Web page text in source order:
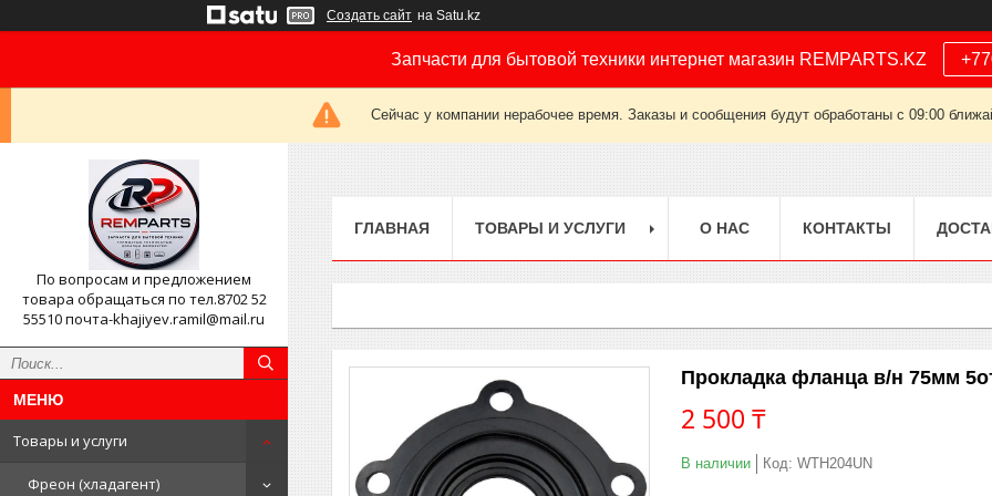
Создать сайт на Satu.kz
Запчасти для бытовой техники интернет магазин REMPARTS.KZ
Сейчас у компании нерабочее время. Заказы и сообщения будут обработаны с 09:00
По вопросам и предложением
товара обращаться по тел.8702 52
55510 почта-khajiyev.ramil@mail.ru
Товары и услуги
Фреон (хладагент)
ГЛАВНАЯ ТОВАРЫ И УСЛУГИ О НАС КОНТАКТЫ
Прокладка фланца в/н 75мм
2 500 ₸
В наличии Код: WTH204UN